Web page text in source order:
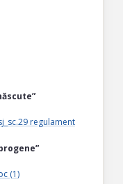
regulament
(1)